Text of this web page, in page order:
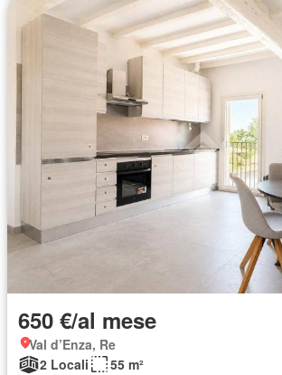
650 €/al mese
Val d’Enza, Re
2 Locali
55 m²